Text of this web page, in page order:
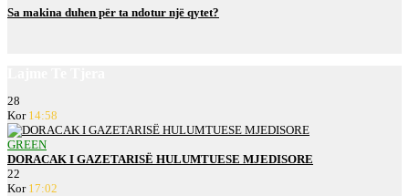
Sa makina duhen për ta ndotur një qytet?
28
Kor 14:58
GREEN
DORACAK I GAZETARISË HULUMTUESE MJEDISORE
22
Kor 17:02